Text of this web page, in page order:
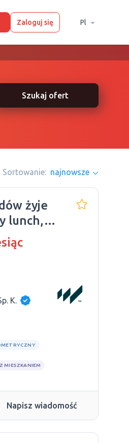
Zaloguj się Pl
Szukaj ofert
Sortowanie: najnowsze
żyje
lunch,
i
K.
Z MIESZKANIEM
Napisz wiadomość